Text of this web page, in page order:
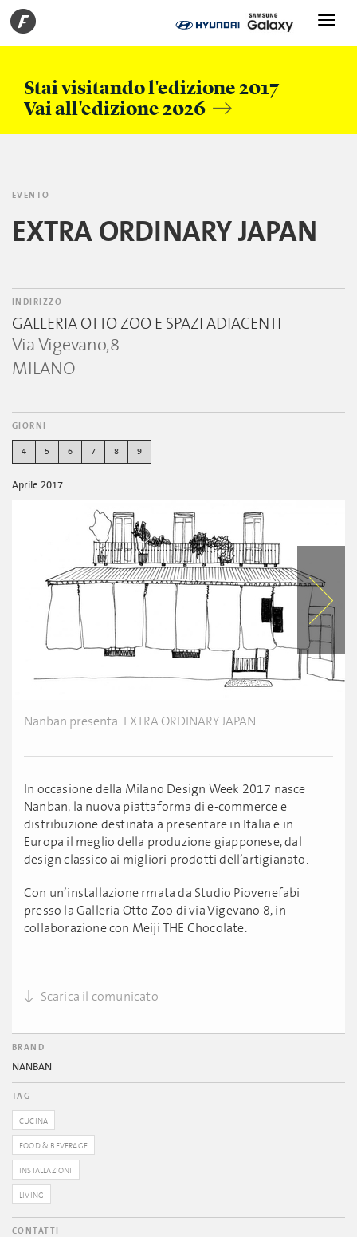
Stai visitando l'edizione 2017
Vai all'edizione 2026
Toggle
EVENTO
EXTRA ORDINARY JAPAN
INDIRIZZO
GALLERIA OTTO ZOO E SPAZI ADIACENTI
Via Vigevano,8
MILANO
GIORNI
4 5 6 7 8 9
Aprile 2017
Nanban presenta: EXTRA ORDINARY JAPAN
In occasione della Milano Design Week 2017 nasce
Nanban, la nuova piattaforma di e-commerce e
distribuzione destinata a presentare in Italia e in
Europa il meglio della produzione giapponese, dal
design classico ai migliori prodotti dell’artigianato.
Con un’installazione rmata da Studio Piovenefabi
presso la Galleria Otto Zoo di via Vigevano 8, in
collaborazione con Meiji THE Chocolate.
Scarica il comunicato
BRAND
NANBAN
TAG
CUCINA
FOOD & BEVERAGE
INSTALLAZIONI
LIVING
CONTATTI